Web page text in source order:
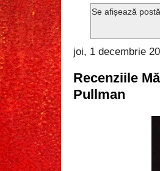
Se afișează
joi, 1 decembrie
Recenziile
Pullman